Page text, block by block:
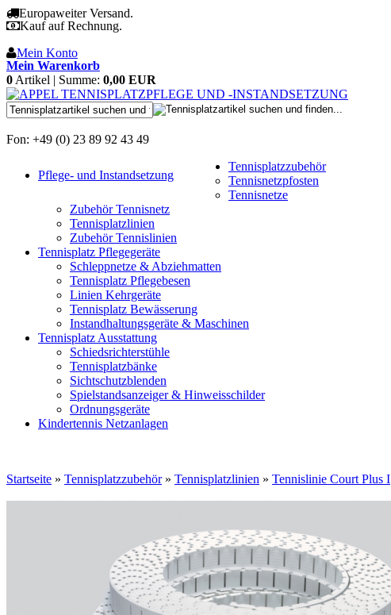
Europaweiter Versand.
Kauf auf Rechnung.
Mein Konto
Mein Warenkorb
0 Artikel | Summe: 0,00 EUR
Fon: +49 (0) 23 89 92 43 49
Pflege- und Instandsetzung
Tennisplatzzubehör
Tennisnetzpfosten
Tennisnetze
Zubehör Tennisnetz
Tennisplatzlinien
Zubehör Tennislinien
Tennisplatz Pflegegeräte
Schleppnetze & Abziehmatten
Tennisplatz Pflegebesen
Linien Kehrgeräte
Tennisplatz Bewässerung
Instandhaltungsgeräte & Maschinen
Tennisplatz Ausstattung
Schiedsrichterstühle
Tennisplatzbänke
Sichtschutzblenden
Spielstandsanzeiger & Hinweisschilder
Ordnungsgeräte
Kindertennis Netzanlagen
Startseite » Tennisplatzzubehör» Tennisplatzlinien » Tennislinie Court Plus I